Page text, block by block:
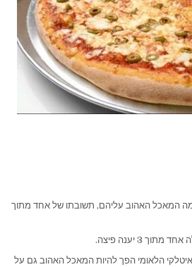
המאכל האהוב עליהם, תשובתו של אחד מתוך
3 יענה פיצה.
הלאומי הפך להיות המאכל האהוב גם על